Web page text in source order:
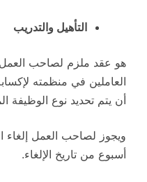
التأهيل والتدريب
هو عقد ملزم لصاحب
العاملين في منظمته
أن يتم تحديد نوع الوظيفة
ويجوز لصاحب العمل إلغاء
أسبوع من تاريخ الإلغاء.